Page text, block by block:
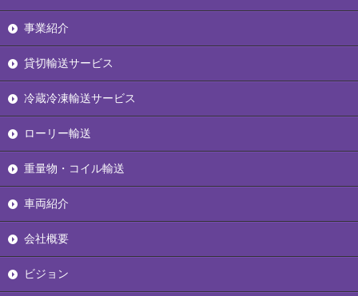
事業紹介
貸切輸送サービス
冷蔵冷凍輸送サービス
ローリー輸送
重量物・コイル輸送
車両紹介
会社概要
ビジョン